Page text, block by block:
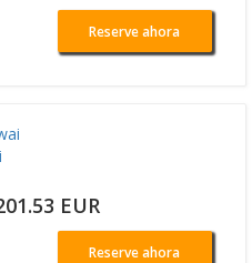
Reserve ahora
EUR
Reserve ahora